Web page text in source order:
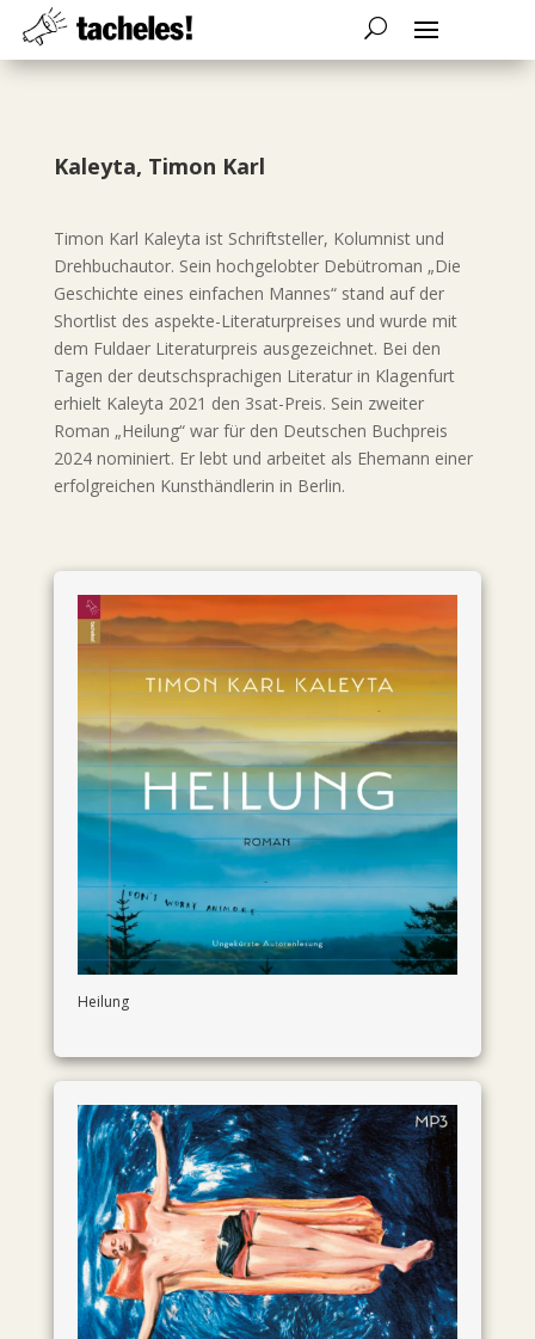
Kaleyta, Timon Karl
Timon Karl Kaleyta ist Schriftsteller, Kolumnist und
Drehbuchautor. Sein hochgelobter Debütroman „Die
Geschichte eines einfachen Mannes“ stand auf der
Shortlist des aspekte-Literaturpreises und wurde mit
dem Fuldaer Literaturpreis ausgezeichnet. Bei den
Tagen der deutschsprachigen Literatur in Klagenfurt
erhielt Kaleyta 2021 den 3sat-Preis. Sein zweiter
Roman „Heilung“ war für den Deutschen Buchpreis
2024 nominiert. Er lebt und arbeitet als Ehemann einer
erfolgreichen Kunsthändlerin in Berlin.
Heilung